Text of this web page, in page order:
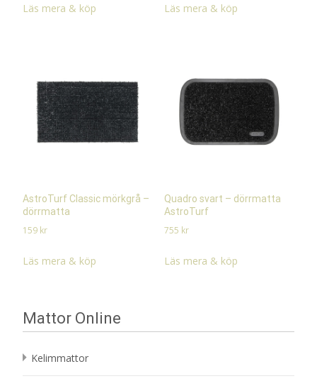
Läs mera & köp Läs mera & köp
AstroTurf Classic mörkgrå –
dörrmatta
159 kr
Läs mera & köp
Quadro svart – dörrmatta
AstroTurf
755 kr
Läs mera & köp
Mattor Online
Kelimmattor